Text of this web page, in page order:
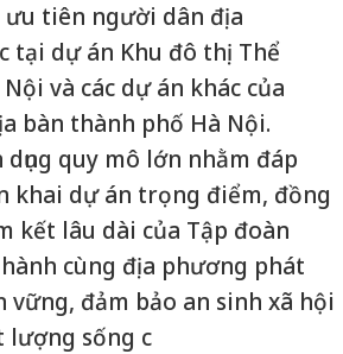
ưu tiên người dân địa
tại dự án Khu đô thị Thể
và các dự án khác của
bàn thành phố Hà Nội.
quy mô lớn nhằm đáp
khai dự án trọng điểm, đồng
kết lâu dài của Tập đoàn
cùng địa phương phát
vững, đảm bảo an sinh xã hội
lượng sống c